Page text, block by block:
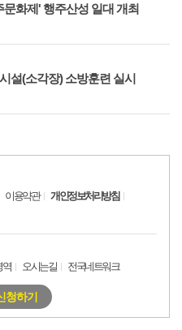
문화제' 행주산성 일대 개최
설(소각장) 소방훈련 실시
이용약관
개인정보처리방침
역 오시는길 전국네트워크
청하기